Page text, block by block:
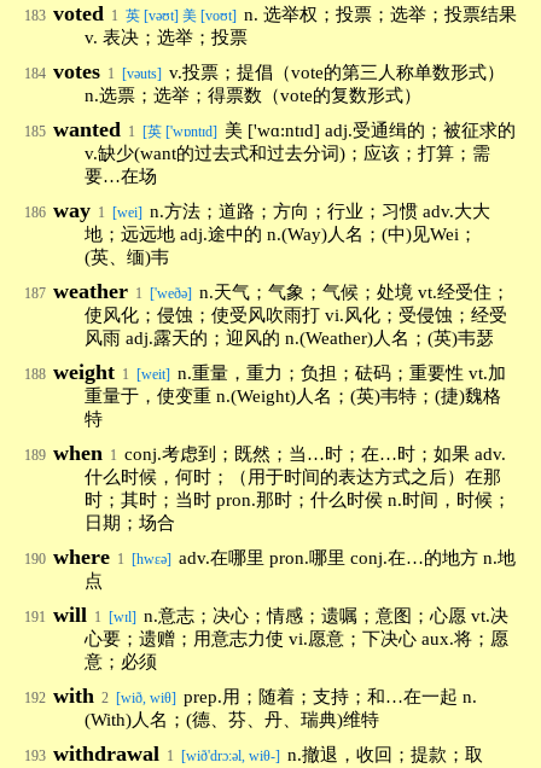
183 voted 1 英 [vəʊt] 美 [voʊt] n. 选举权；投票；选举；投票结果
v. 表决；选举；投票
184 votes 1 [vəuts] v.投票；提倡（vote的第三人称单数形式）
n.选票；选举；得票数（vote的复数形式）
185 wanted 1 [英 ['wɒntɪd] 美 ['wɑ:ntɪd] adj.受通缉的；被征求的
v.缺少(want的过去式和过去分词)；应该；打算；需
要…在场
186 way 1 [wei] n.方法；道路；方向；行业；习惯 adv.大大
地；远远地 adj.途中的 n.(Way)人名；(中)见Wei；
(英、缅)韦
187 weather 1 ['weðə] n.天气；气象；气候；处境 vt.经受住；
使风化；侵蚀；使受风吹雨打 vi.风化；受侵蚀；经受
风雨 adj.露天的；迎风的 n.(Weather)人名；(英)韦瑟
188 weight 1 [weit] n.重量，重力；负担；砝码；重要性 vt.加
重量于，使变重 n.(Weight)人名；(英)韦特；(捷)魏格
特
189 when 1 conj.考虑到；既然；当…时；在…时；如果 adv.
什么时候，何时；（用于时间的表达方式之后）在那
时；其时；当时 pron.那时；什么时侯 n.时间，时候；
日期；场合
190 where 1 [hwεə] adv.在哪里 pron.哪里 conj.在…的地方 n.地
点
191 will 1 [wɪl] n.意志；决心；情感；遗嘱；意图；心愿 vt.决
心要；遗赠；用意志力使 vi.愿意；下决心 aux.将；愿
意；必须
192 with 2 [wið, wiθ] prep.用；随着；支持；和…在一起 n.
(With)人名；(德、芬、丹、瑞典)维特
193 withdrawal 1 [wið'drɔ:əl, wiθ-] n.撤退，收回；提款；取